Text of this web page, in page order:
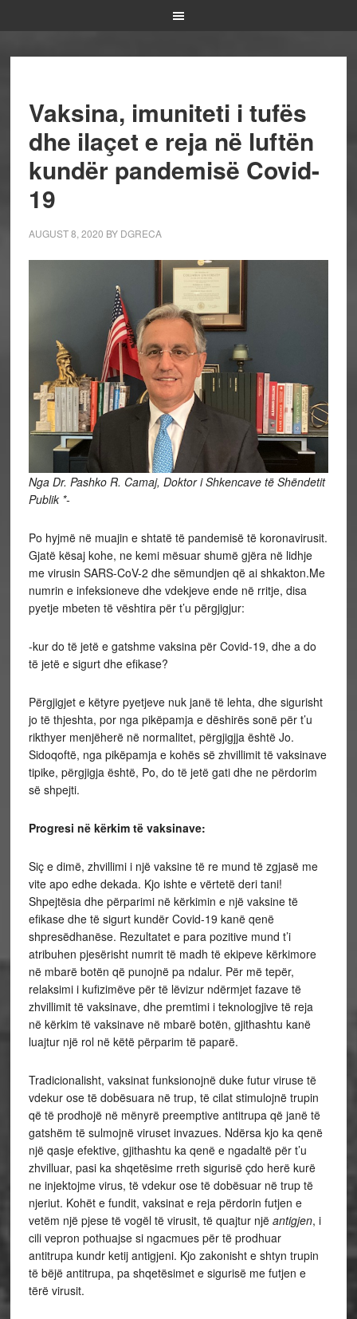
Vaksina, imuniteti i tufës
dhe ilaçet e reja në luftën
kundër pandemisë Covid-
19
AUGUST 8, 2020 BY DGRECA
Nga Dr. Pashko R. Camaj, Doktor i Shkencave të Shëndetit
Publik *-
Po hyjmë në muajin e shtatë të pandemisë të koronavirusit.
Gjatë kësaj kohe, ne kemi mësuar shumë gjëra në lidhje
me virusin SARS-CoV-2 dhe sëmundjen që ai shkakton.Me
numrin e infeksioneve dhe vdekjeve ende në rritje, disa
pyetje mbeten të vështira për t’u përgjigjur:
-kur do të jetë e gatshme vaksina për Covid-19, dhe a do
të jetë e sigurt dhe efikase?
Përgjigjet e këtyre pyetjeve nuk janë të lehta, dhe sigurisht
jo të thjeshta, por nga pikëpamja e dëshirës sonë për t’u
rikthyer menjëherë në normalitet, përgjigjja është Jo.
Sidoqoftë, nga pikëpamja e kohës së zhvillimit të vaksinave
tipike, përgjigja është, Po, do të jetë gati dhe ne përdorim
së shpejti.
Progresi në kërkim të vaksinave:
Siç e dimë, zhvillimi i një vaksine të re mund të zgjasë me
vite apo edhe dekada. Kjo ishte e vërtetë deri tani!
Shpejtësia dhe përparimi në kërkimin e një vaksine të
efikase dhe të sigurt kundër Covid-19 kanë qenë
shpresëdhanëse. Rezultatet e para pozitive mund t’i
atribuhen pjesërisht numrit të madh të ekipeve kërkimore
në mbarë botën që punojnë pa ndalur. Për më tepër,
relaksimi i kufizimëve për të lëvizur ndërmjet fazave të
zhvillimit të vaksinave, dhe premtimi i teknologjive të reja
në kërkim të vaksinave në mbarë botën, gjithashtu kanë
luajtur një rol në këtë përparim të paparë.
Tradicionalisht, vaksinat funksionojnë duke futur viruse të
vdekur ose të dobësuara në trup, të cilat stimulojnë trupin
që të prodhojë në mënyrë preemptive antitrupa që janë të
gatshëm të sulmojnë viruset invazues. Ndërsa kjo ka qenë
një qasje efektive, gjithashtu ka qenë e ngadaltë për t’u
zhvilluar, pasi ka shqetësime rreth sigurisë çdo herë kurë
ne injektojme virus, të vdekur ose të dobësuar në trup të
njeriut. Kohët e fundit, vaksinat e reja përdorin futjen e
vetëm një pjese të vogël të virusit, të quajtur një antigjen, i
cili vepron pothuajse si ngacmues për të prodhuar
antitrupa kundr ketij antigjeni. Kjo zakonisht e shtyn trupin
të bëjë antitrupa, pa shqetësimet e sigurisë me futjen e
tërë virusit.